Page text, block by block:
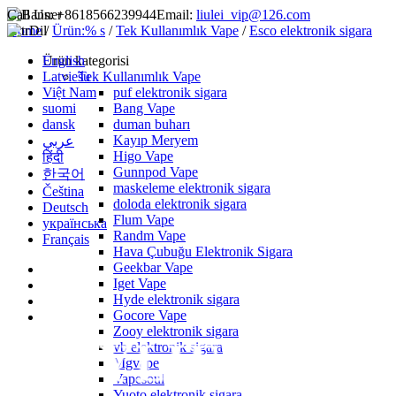
Call Us: +8618566239944Email: liulei_vip@126.com
Dil
English
Latviešu
Việt Nam
suomi
dansk
عربي
हिंदी
한국어
Čeština
Deutsch
українська
Français
Home/Ürün:% s /Tek Kullanımlık Vape /Esco elektronik sigara
Ürün kategorisi
Tek Kullanımlık Vape
puf elektronik sigara
Bang Vape
duman buharı
Kayıp Meryem
Higo Vape
Gunnpod Vape
maskeleme elektronik sigara
doloda elektronik sigara
Flum Vape
Randm Vape
Hava Çubuğu Elektronik Sigara
Geekbar Vape
Iget Vape
Hyde elektronik sigara
Gocore Vape
Zooy elektronik sigara
vb elektronik sigara
Mgvape
Vapesoul